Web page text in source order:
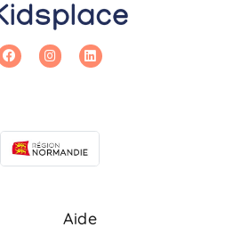
Aide